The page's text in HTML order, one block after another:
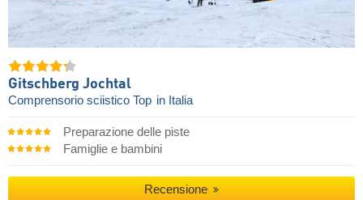
Gitschberg Jochtal
Comprensorio sciistico Top in Italia
Preparazione delle piste
Famiglie e bambini
Recensione